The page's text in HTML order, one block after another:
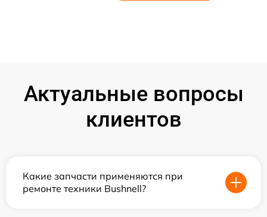
Актуальные вопросы
клиентов
Какие запчасти применяются при
ремонте техники Bushnell?